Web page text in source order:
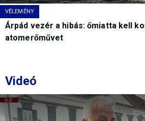
VÉLEMÉNY
Árpád vezér a hibás: őmiatta kell
atomerőművet
Videó